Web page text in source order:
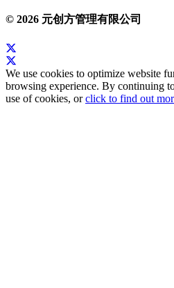
© 2026 元创方管理有限公司
We use cookies to optimize website
browsing experience. By continuing
use of cookies, orclick to find out